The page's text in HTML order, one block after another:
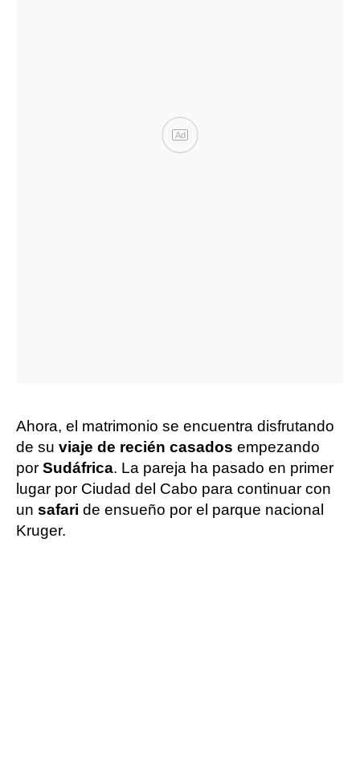
Ad
Ahora, el matrimonio se encuentra disfrutando
de su viaje de recién casados empezando
por Sudáfrica. La pareja ha pasado en primer
lugar por Ciudad del Cabo para continuar con
un safari de ensueño por el parque nacional
Kruger.